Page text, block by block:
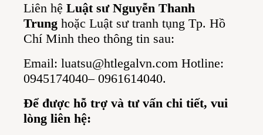
Liên hệ Luật sư Nguyễn Thanh
Trung hoặc Luật sư tranh tụng Tp. Hồ
Chí Minh theo thông tin sau:
Email: luatsu@htlegalvn.com Hotline:
0945174040– 0961614040.
Để được hỗ trợ và tư vấn chi tiết, vui
lòng liên hệ: